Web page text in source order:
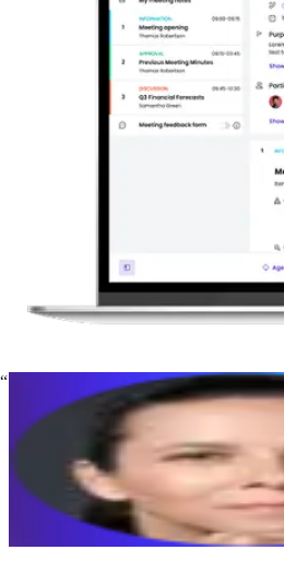
Ich kann Agenden und
Geräten, online oder offline,
Sitzung vorbereiten und die
Kommentare lesen. Außerdem
immer informiert, auch wenn in
Änderungen vorgenommen
Dr. Carole Ackermann
Gruppe